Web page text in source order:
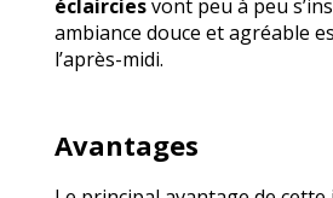
éclairciesvont peu à peu
ambiance douce et agréable
l’après-midi.
Avantages